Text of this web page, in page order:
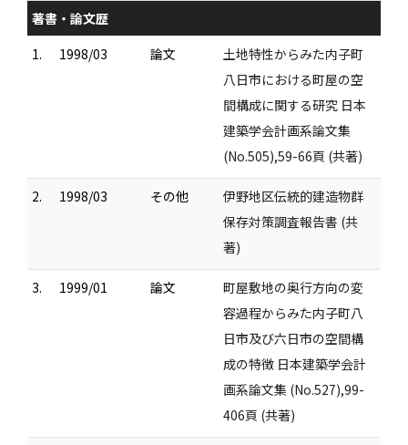
著書・論文歴
1.
1998/03 論文
土地特性からみた内子町
八日市における町屋の空
間構成に関する研究 日本
建築学会計画系論文集
(No.505),59-66頁 (共著)
2. 1998/03 その他
伊野地区伝統的建造物群
保存対策調査報告書 (共
著)
3. 1999/01 論文
町屋敷地の奥行方向の変
容過程からみた内子町八
日市及び六日市の空間構
成の特徴 日本建築学会計
画系論文集 (No.527),99-
406頁 (共著)